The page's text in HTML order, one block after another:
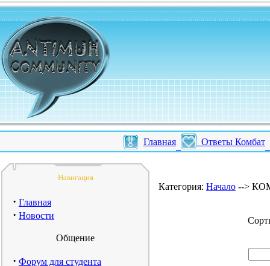
Главная Ответы Комбат
Навигация
· Главная
· Новости
Общение
· Форум для студента
Категория: Начало -->